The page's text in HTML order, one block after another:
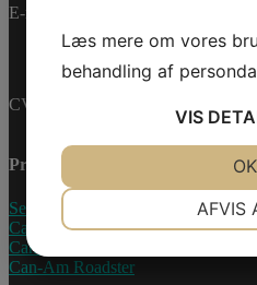
E-mail:
CVR-nummer: 27233678
Produkter
Sea-Doo Vandscooter
Can-Am ATV
Can-Am UTV
Can-Am Roadster
Læs mere om vores
behandling af
VIS
MARKETING
AFVIS
OK